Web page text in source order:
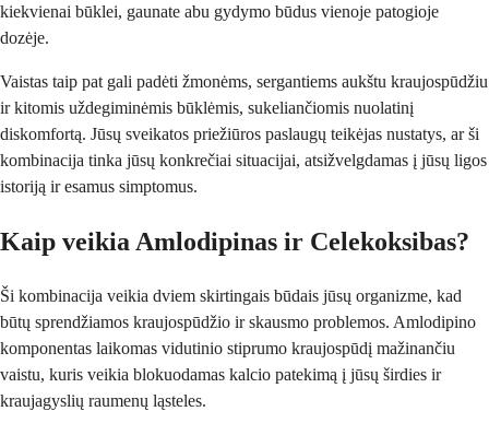
kiekvienai būklei, gaunate abu gydymo būdus vienoje patogioje
dozėje.
Vaistas taip pat gali padėti žmonėms, sergantiems aukštu kraujospūdžiu
ir kitomis uždegiminėmis būklėmis, sukeliančiomis nuolatinį
diskomfortą. Jūsų sveikatos priežiūros paslaugų teikėjas nustatys, ar ši
kombinacija tinka jūsų konkrečiai situacijai, atsižvelgdamas į jūsų ligos
istoriją ir esamus simptomus.
Kaip veikia Amlodipinas ir Celekoksibas?
Ši kombinacija veikia dviem skirtingais būdais jūsų organizme, kad
būtų sprendžiamos kraujospūdžio ir skausmo problemos. Amlodipino
komponentas laikomas vidutinio stiprumo kraujospūdį mažinančiu
vaistu, kuris veikia blokuodamas kalcio patekimą į jūsų širdies ir
kraujagyslių raumenų ląsteles.